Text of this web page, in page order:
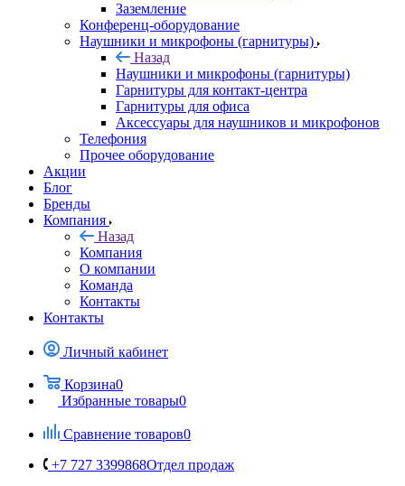
Заземление
Конференц-оборудование
Наушники и микрофоны (гарнитуры)
Назад
Наушники и микрофоны (гарнитуры)
Гарнитуры для контакт-центра
Гарнитуры для офиса
Аксессуары для наушников и микрофонов
Телефония
Прочее оборудование
Акции
Блог
Бренды
Компания
Назад
Компания
О компании
Команда
Контакты
Контакты
Личный кабинет
Корзина0
Избранные товары0
Сравнение товаров0
+7 727 3399868Отдел продаж